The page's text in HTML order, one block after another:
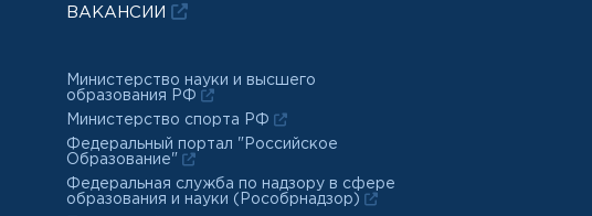
ВАКАНСИИ
Министерство науки и высшего
образования РФ
Министерство спорта РФ
Федеральный портал "Российское
Образование"
Федеральная служба по надзору в сфере
образования и науки (Рособрнадзор)